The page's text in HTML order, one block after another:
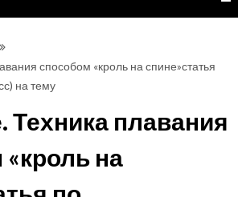
способом «кроль на спине»статья
на тему
Техника плавания
на